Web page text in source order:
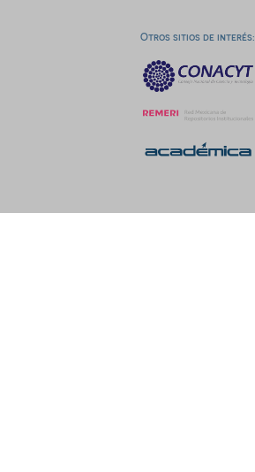
Otros sitios de interés: